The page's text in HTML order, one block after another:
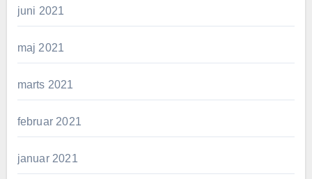
juni 2021
maj 2021
marts 2021
februar 2021
januar 2021